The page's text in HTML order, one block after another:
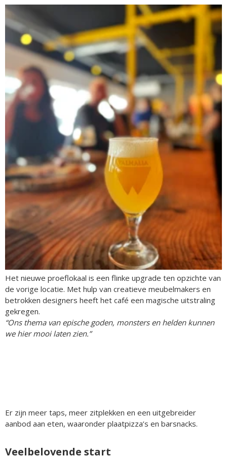
Het nieuwe proeflokaal is een flinke upgrade ten opzichte van
de vorige locatie. Met hulp van creatieve meubelmakers en
betrokken designers heeft het café een magische uitstraling
gekregen.
“Ons thema van epische goden, monsters en helden kunnen
we hier mooi laten zien.”
Er zijn meer taps, meer zitplekken en een uitgebreider
aanbod aan eten, waaronder plaatpizza’s en barsnacks.
Veelbelovende start